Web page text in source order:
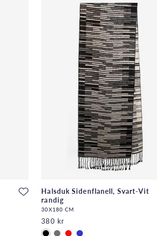
Halsduk Sidenflanell, Svart-Vit
randig
30X180 CM
380 kr